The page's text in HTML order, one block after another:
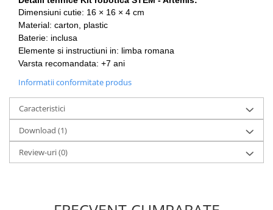
Dimensiuni cutie: 16 × 16 × 4 cm
Material: carton, plastic
Baterie: inclusa
Elemente si instructiuni in: limba romana
Varsta recomandata: +7 ani
Informatii conformitate produs
Caracteristici
Download (1)
Review-uri(0)